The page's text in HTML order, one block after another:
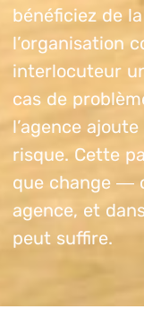
bénéficiez de
l’organisation
interlocuteur
cas de
l’agence
risque. Cette
que change —
agence, et
peut suffire.